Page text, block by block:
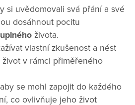
si uvědomovali svá přání a své
dosáhnout pocitu
života.
vlastní zkušenost a nést
život v rámci přiměřeného
se mohl zapojit do každého
co ovlivňuje jeho život